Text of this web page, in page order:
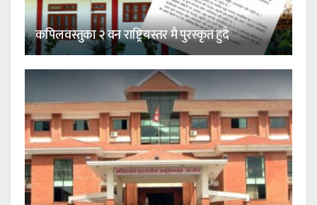
कपिलवस्तुका २ वन राष्ट्रियस्तर मै पुरस्कृत हुदै